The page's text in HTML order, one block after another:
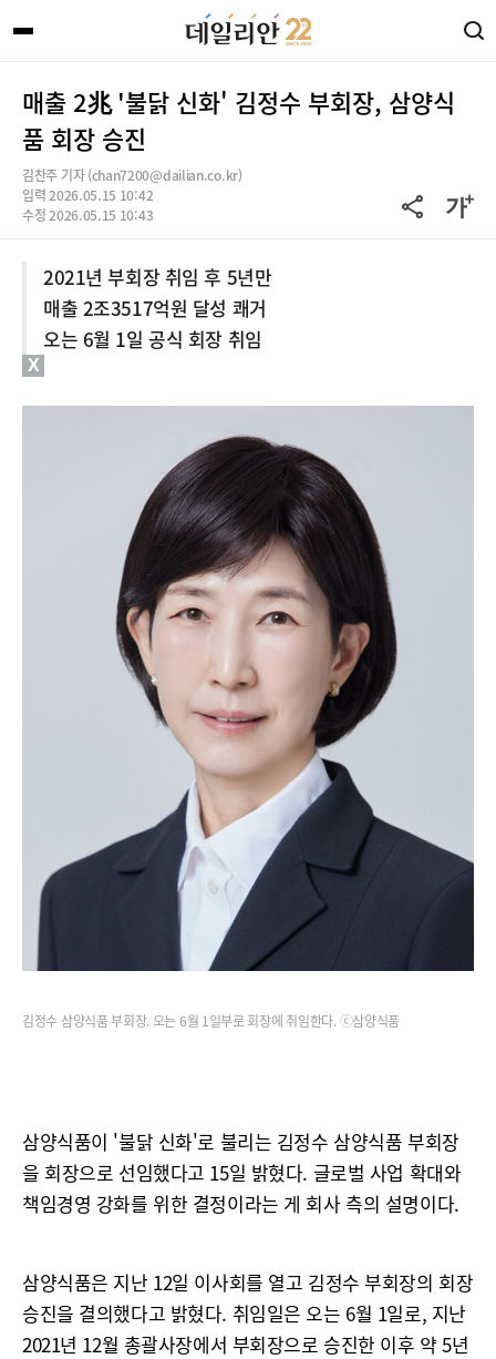
매출 2兆 '불닭 신화' 김정수 부회장, 삼양식
품 회장 승진
김찬주 기자 (chan7200@dailian.co.kr)
입력 2026.05.15 10:42
수정 2026.05.15 10:43
2021년 부회장 취임 후 5년만
매출 2조3517억원 달성 쾌거
오는 6월 1일 공식 회장 취임
김정수 삼양식품 부회장. 오는 6월 1일부로 회장에 취임한다. ⓒ삼양식품
삼양식품이 '불닭 신화'로 불리는 김정수 삼양식품 부회장
을 회장으로 선임했다고 15일 밝혔다. 글로벌 사업 확대와
책임경영 강화를 위한 결정이라는 게 회사 측의 설명이다.
삼양식품은 지난 12일 이사회를 열고 김정수 부회장의 회장
승진을 결의했다고 밝혔다. 취임일은 오는 6월 1일로, 지난
2021년 12월 총괄사장에서 부회장으로 승진한 이후 약 5년
X